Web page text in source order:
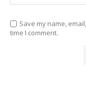
Save my name,
time I comment.